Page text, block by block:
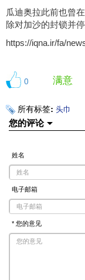
瓜迪奥拉此前也曾
除对加沙的封锁并
https://iqna.ir/fa/
0 满意
所有标签: 头巾
您的评论
姓名
电子邮箱
* 您的意见